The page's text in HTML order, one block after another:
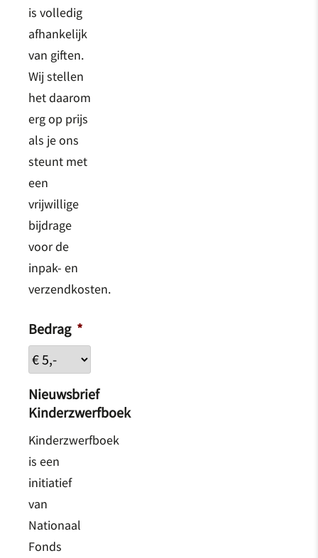
is volledig
afhankelijk
van giften.
Wij stellen
het daarom
erg op prijs
als je ons
steunt met
een
vrijwillige
bijdrage
voor de
inpak- en
verzendkosten.
Bedrag *
Nieuwsbrief
Kinderzwerfboek
Kinderzwerfboek
is een
initiatief
van
Nationaal
Fonds